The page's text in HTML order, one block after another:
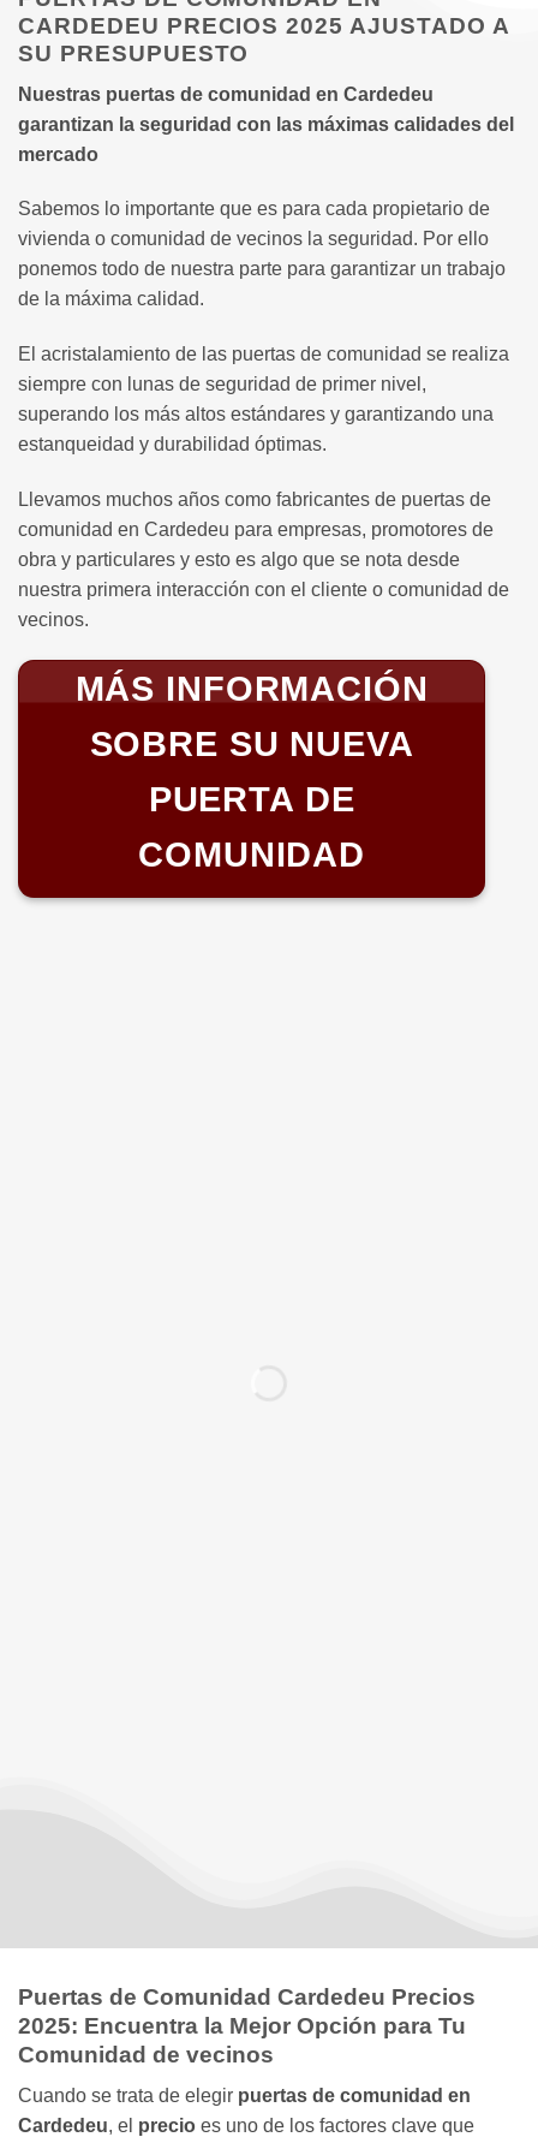
CARDEDEU PRECIOS 2025 AJUSTADO A
SU PRESUPUESTO
Nuestras puertas de comunidad en Cardedeu
garantizan la seguridad con las máximas calidades del
mercado
Sabemos lo importante que es para cada propietario de
vivienda o comunidad de vecinos la seguridad. Por ello
ponemos todo de nuestra parte para garantizar un trabajo
de la máxima calidad.
El acristalamiento de las puertas de comunidad se realiza
siempre con lunas de seguridad de primer nivel,
superando los más altos estándares y garantizando una
estanqueidad y durabilidad óptimas.
Llevamos muchos años como fabricantes de puertas de
comunidad en Cardedeu para empresas, promotores de
obra y particulares y esto es algo que se nota desde
nuestra primera interacción con el cliente o comunidad de
vecinos.
MÁS INFORMACIÓN
SOBRE SU NUEVA
PUERTA DE
COMUNIDAD
Puertas de Comunidad Cardedeu Precios
2025: Encuentra la Mejor Opción para Tu
Comunidad de vecinos
Cuando se trata de elegir puertas de comunidad en
Cardedeu, el precio es uno de los factores clave que